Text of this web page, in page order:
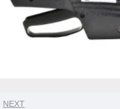
NEXT